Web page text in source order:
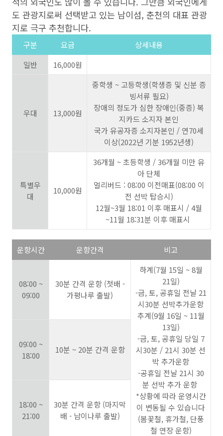
도 관광지로써 선택받고 있는 남이섬, 춘천의 대표 관광
지로 극구 추천합니다.
구분 요금
상세내용
일반
16,000원
우대 13,000원
중학생 ~ 고등학생(학생증 및 신분 증
빙서류 필요)
장애의 정도가 심한 장애인(중증) 복
지카드 소지자 본인
국가 유공자증 소지자본인 / 연70세
이상(2022년 기분 1952년생)
특별우
대
10,000원
36개월 ~ 초등학생 / 36개월 미만 유
아 단체
얼리버드 : 08:00 이전매표(08:00 이
전 선박 탑승시)
12월~3월 18:01 이후 매표시 / 4월
~11월 18:31분 이후 매표시
운항시간 운항간격 비고
08:00 ~
09:00
30분 간격 운항 (첫배 -
가평나루 출발)
하계(7월 15일 ~ 8월
21일)
-금, 토, 공휴일 전날 21
시30분 선박추가운항
추계(9월 16일 ~ 11월
13일)
-금, 토, 공휴일 당일 7
시30분 / 21시 30분 선
박 추가운항
-공휴일 전날 21시 30
분 선박 추가 운항
*상황에 따라 운영시간
이 변동될 수 있습니다
(봄꽃철, 휴가철, 단풍
철 연장 운항)
09:00 ~
18:00
10분 ~ 20분 간격 운항
18:00 ~
21:00
30분 간격 운항 (마지막
배 - 남이나루 출발)